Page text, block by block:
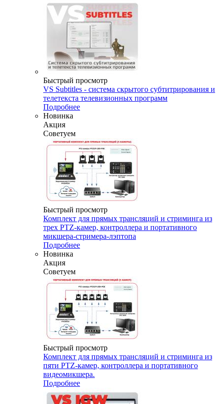
Быстрый просмотр
VS Subtitles - система скрытого субтитрирования и
телетекста телевизионных программ
Подробнее
Новинка
Акция
Советуем
Быстрый просмотр
Комплект для прямых трансляций и стриминга из
трех PTZ-камер, контроллера и портативного
микшера-стримера-лэптопа
Подробнее
Новинка
Акция
Советуем
Быстрый просмотр
Комплект для прямых трансляций и стриминга из
пяти PTZ-камер, контроллера и портативного
видеомикшера.
Подробнее